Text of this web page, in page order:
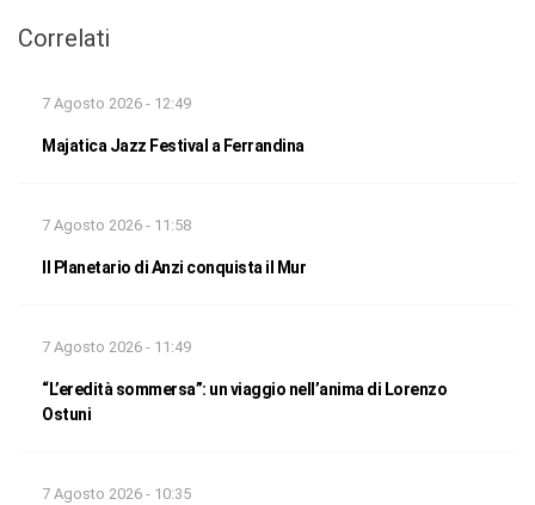
Correlati
7 Agosto 2026 - 12:49
Majatica Jazz Festival a Ferrandina
7 Agosto 2026 - 11:58
Il Planetario di Anzi conquista il Mur
7 Agosto 2026 - 11:49
“L’eredità sommersa”: un viaggio nell’anima di Lorenzo
Ostuni
7 Agosto 2026 - 10:35